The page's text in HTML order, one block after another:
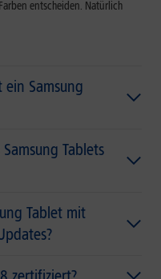
entscheiden. Natürlich
Samsung
Tablets
Tablet mit